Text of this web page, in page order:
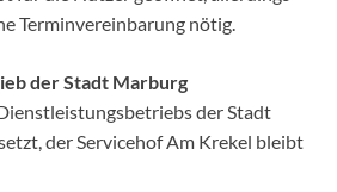
Terminvereinbarung nötig.
der Stadt Marburg
der Stadt
der Servicehof Am Krekel bleibt